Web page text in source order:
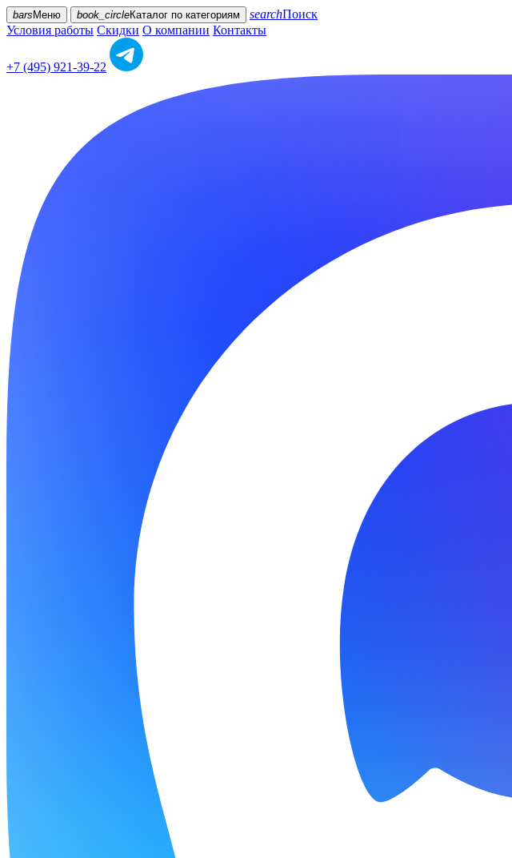
bars Меню book_circleКаталог по категориям searchПоиск
Условия работы Скидки О компании Контакты
+7 (495) 921-39-22